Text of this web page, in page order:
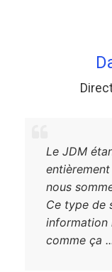
Le JDM
nous
Ce type de
information
comme ça